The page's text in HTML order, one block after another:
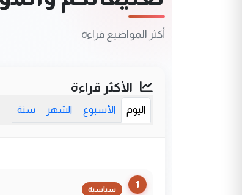
أكثر المواضيع قراءة
الأكثر قراءة
اليوم الأسبوع الشهر سنة
1
سياسية